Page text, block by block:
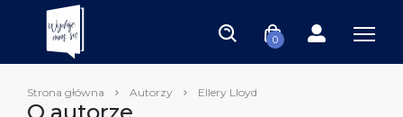
0
Strona główna Autorzy Ellery Lloyd